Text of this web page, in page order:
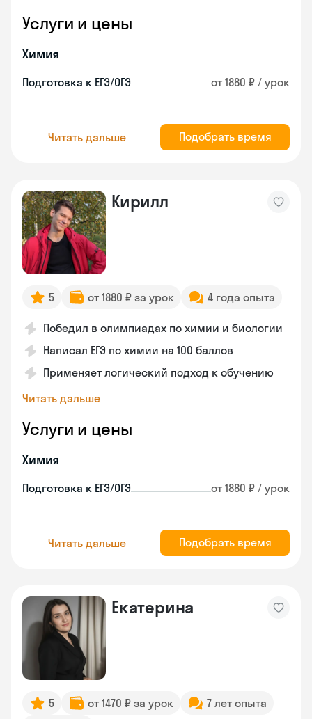
Услуги и цены
Химия
Подготовка к ЕГЭ/ОГЭ от 1880 ₽ / урок
Читать дальше Подобрать время
Кирилл
5 от 1880 ₽ за урок 4 года опыта
Победил в олимпиадах по химии и биологии
Написал ЕГЭ по химии на 100 баллов
Применяет логический подход к обучению
Читать дальше
Услуги и цены
Химия
Подготовка к ЕГЭ/ОГЭ от 1880 ₽ / урок
Читать дальше Подобрать время
Екатерина
5 от 1470 ₽ за урок
7 лет опыта